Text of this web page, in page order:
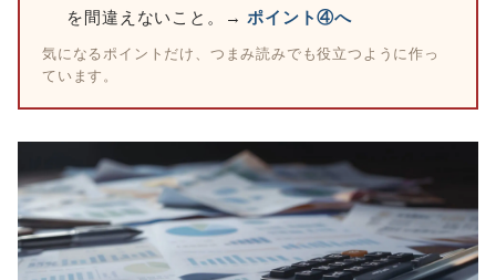
を間違えないこと。→ポイント④へ
気になるポイントだけ、つまみ読みでも役立つように作っ
ています。